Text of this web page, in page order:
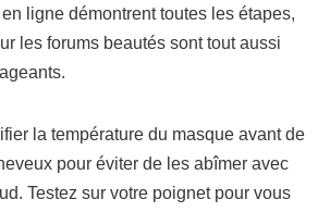
en ligne démontrent toutes les étapes,
les forums beautés sont tout aussi
la température du masque avant de
pour éviter de les abîmer avec
Testez sur votre poignet pour vous